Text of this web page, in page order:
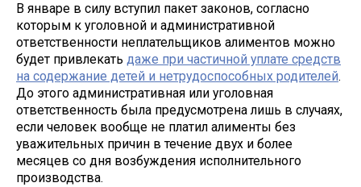
В январе в силу вступил пакет законов, согласно
которым к уголовной и административной
ответственности неплательщиков алиментов можно
будет привлекать даже при частичной уплате средств
на содержание детей и нетрудоспособных родителей.
До этого административная или уголовная
ответственность была предусмотрена лишь в случаях,
если человек вообще не платил алименты без
уважительных причин в течение двух и более
месяцев со дня возбуждения исполнительного
производства.